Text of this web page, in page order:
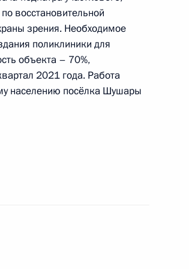
Осиповым в Приёмной
в Москве 27 ноября
Президента
восстановительной
зрения. Необходимое
поликлиники для
объекта – 70%,
2021 года. Работа
населению посёлка Шушары